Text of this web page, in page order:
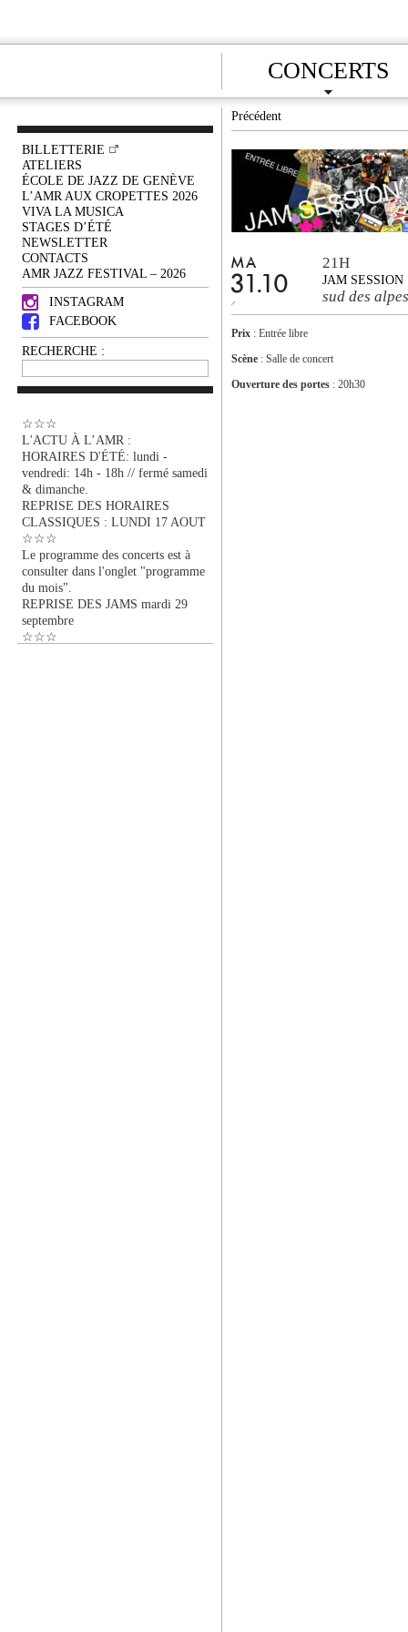
CONCERTS
BILLETTERIE
ATELIERS
ÉCOLE DE JAZZ DE GENÈVE
L’AMR AUX CROPETTES 2026
VIVA LA MUSICA
STAGES D’ÉTÉ
NEWSLETTER
CONTACTS
AMR JAZZ FESTIVAL – 2026
INSTAGRAM
FACEBOOK
RECHERCHE :
☆☆☆
L'ACTU À L’AMR :
HORAIRES D'ÉTÉ: lundi -
vendredi: 14h - 18h // fermé samedi
& dimanche.
REPRISE DES HORAIRES
CLASSIQUES : LUNDI 17 AOUT
☆☆☆
Le programme des concerts est à
consulter dans l'onglet "programme
du mois".
REPRISE DES JAMS mardi 29
septembre
☆☆☆
Précédent
MA
31.10
21H
JAM SESSION
sud des alpes
Prix : Entrée libre
Scène : Salle de concert
Ouverture des portes : 20h30